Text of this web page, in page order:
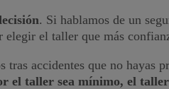
. Si hablamos de un
elegir el taller que más
accidentes que no hayas
el taller sea mínimo, el